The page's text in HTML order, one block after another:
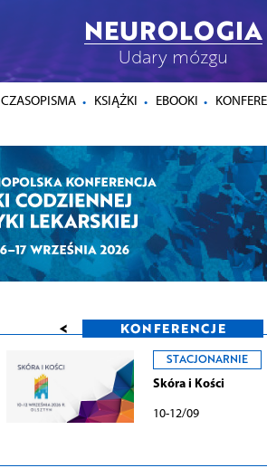
NEUROLOGIA
Udary mózgu
CZASOPISMA KSIĄŻKI EBOOKI
< KONFERENCJE
STACJONARNIE
Skóra i Kości
10-12/09